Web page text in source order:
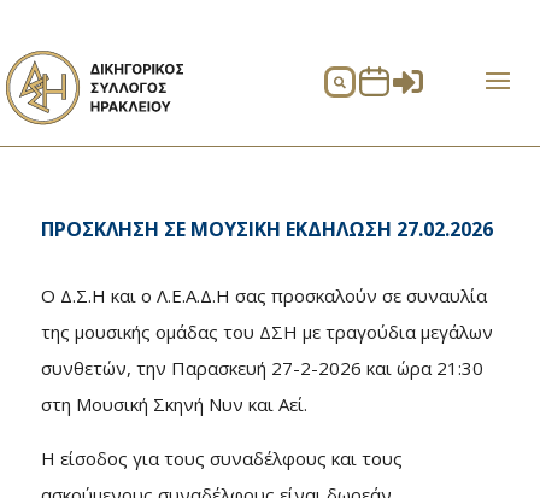
 
ΠΡΟΣΚΛΗΣΗ ΣΕ ΜΟΥΣΙΚΗ ΕΚΔΗΛΩΣΗ 27.02.2026
O Δ.Σ.Η και ο Λ.Ε.Α.Δ.Η σας προσκαλούν σε συναυλία
της μουσικής ομάδας του ΔΣΗ με τραγούδια μεγάλων
συνθετών, την Παρασκευή 27-2-2026 και ώρα 21:30
στη Μουσική Σκηνή Νυν και Αεί.
Η είσοδος για τους συναδέλφους και τους